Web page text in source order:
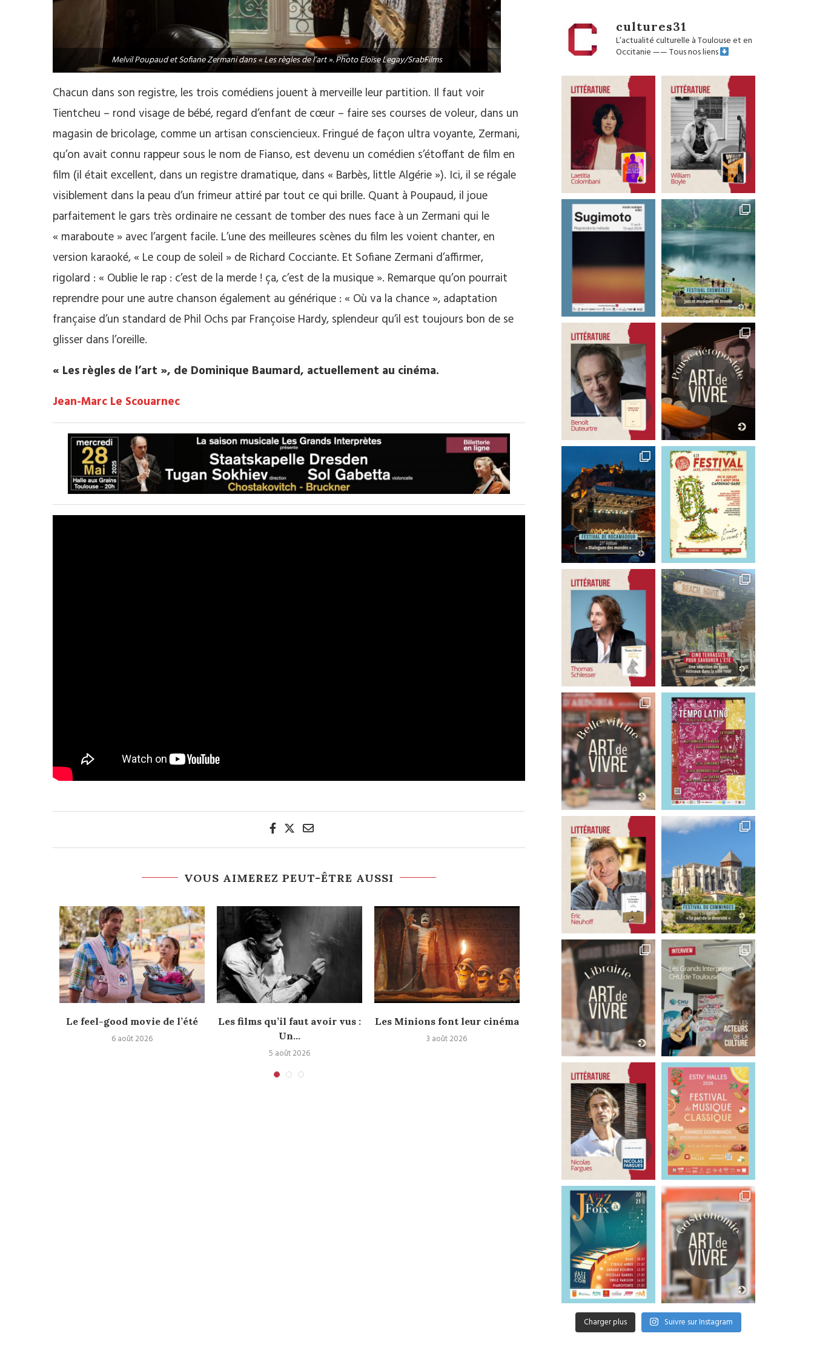
Melvil Poupaud et Sofiane Zermani dans « Les règles de l’art ». Photo Eloïse Legay/SrabFilms
Chacun dans son registre, les trois comédiens jouent à merveille leur partition. Il faut voir
Tientcheu – rond visage de bébé, regard d’enfant de cœur – faire ses courses de voleur, dans un
magasin de bricolage, comme un artisan consciencieux. Fringué de façon ultra voyante, Zermani,
qu’on avait connu rappeur sous le nom de Fianso, est devenu un comédien s’étoffant de film en
film (il était excellent, dans un registre dramatique, dans « Barbès, little Algérie »). Ici, il se régale
visiblement dans la peau d’un frimeur attiré par tout ce qui brille. Quant à Poupaud, il joue
parfaitement le gars très ordinaire ne cessant de tomber des nues face à un Zermani qui le
« maraboute » avec l’argent facile. L’une des meilleures scènes du film les voient chanter, en
version karaoké, « Le coup de soleil » de Richard Cocciante. Et Sofiane Zermani d’affirmer,
rigolard : « Oublie le rap : c’est de la merde ! ça, c’est de la musique ». Remarque qu’on pourrait
reprendre pour une autre chanson également au générique : « Où va la chance », adaptation
française d’un standard de Phil Ochs par Françoise Hardy, splendeur qu’il est toujours bon de se
glisser dans l’oreille.
« Les règles de l’art », de Dominique Baumard, actuellement au cinéma.
Jean-Marc Le Scouarnec
VOUS AIMEREZ PEUT-ÊTRE AUSSI
Le feel-good movie de l’été
6 août 2026
Les films qu’il faut avoir vus :
Un...
5 août 2026
Les Minions font leur cinéma
3 août 2026
Good Bye Wolfgang !
1 août 2026
Les films qu’il faut avoir
La...
29 juillet 2026
cultures31
L’actualité culturelle à Toulouse et en
Occitanie——Tous nos liens
Charger plus Suivre sur Instagram